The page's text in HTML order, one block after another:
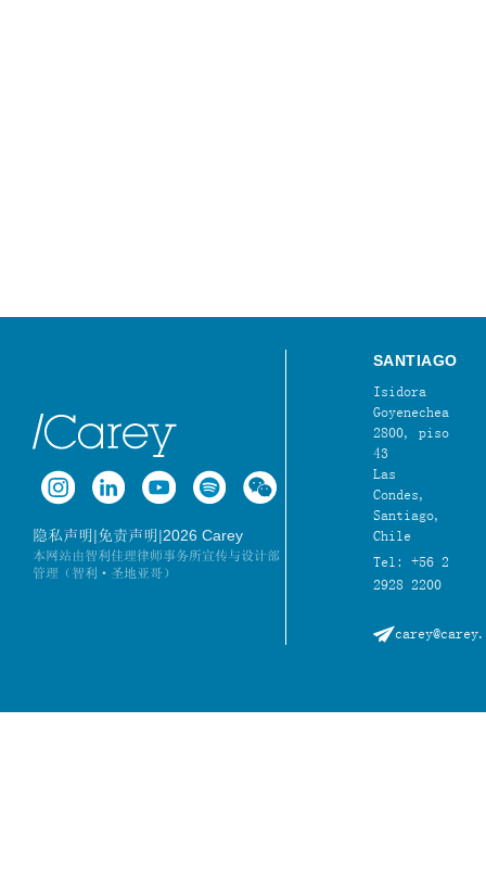
隐私声明|免责声明|2026 Carey
本网站由智利佳理律师事务所宣传与设计部
管理（智利·圣地亚哥）
SANTIAGO
Isidora
Goyenechea
2800, piso
43
Las
Condes,
Santiago,
Chile
Tel: +56 2
2928 2200